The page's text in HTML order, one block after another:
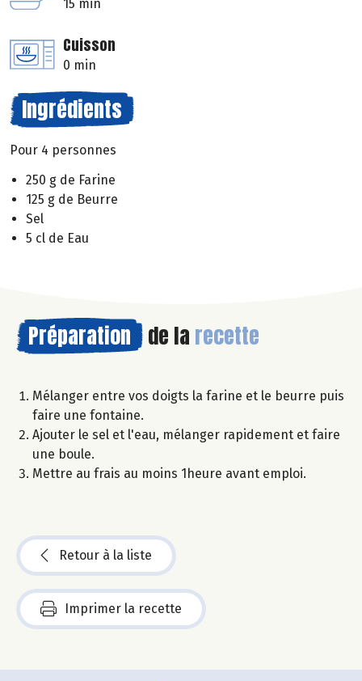
15 min
Cuisson
0 min
Ingrédients
Pour 4 personnes
250 g de Farine
125 g de Beurre
Sel
5 cl de Eau
Préparation de la recette
Mélanger entre vos doigts la farine et le beurre puis
faire une fontaine.
Ajouter le sel et l'eau, mélanger rapidement et faire
une boule.
Mettre au frais au moins 1heure avant emploi.
Retour à la liste
Imprimer la recette